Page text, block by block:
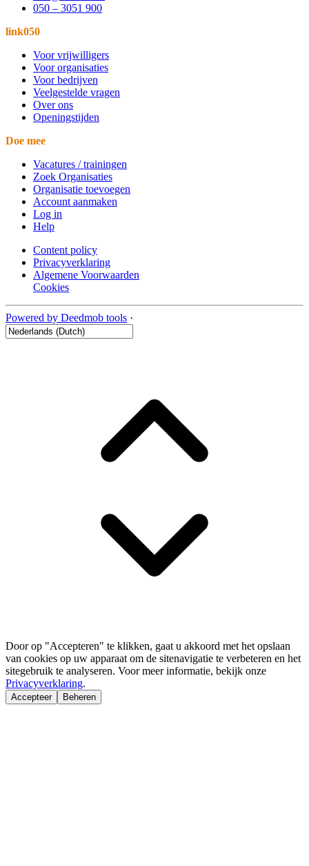
050 – 3051 900
link050
Voor vrijwilligers
Voor organisaties
Voor bedrijven
Veelgestelde vragen
Over ons
Openingstijden
Doe mee
Vacatures / trainingen
Zoek Organisaties
Organisatie toevoegen
Account aanmaken
Log in
Help
Content policy
Privacyverklaring
Algemene Voorwaarden
Cookies
Powered by Deedmob tools ·
Door op "Accepteren" te klikken, gaat u akkoord met het opslaan
van cookies op uw apparaat om de sitenavigatie te verbeteren en het
sitegebruik te analyseren. Voor meer informatie, bekijk onze
Privacyverklaring.
Accepteer Beheren